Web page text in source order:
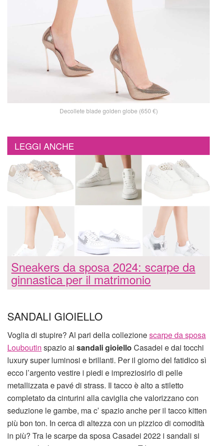
Decollete blade golden globe (650 €)
LEGGI ANCHE
Sneakers da sposa 2024: scarpe da
ginnastica per il matrimonio
SANDALI GIOIELLO
Voglia di stupire? Al pari della collezionescarpe da sposa
Louboutin spazio ai sandali gioiello Casadei e dai tocchi
luxury super luminosi e brillanti. Per il giorno del fatidico sì
ecco l’argento vestire i piedi e impreziosirlo di pelle
metallizzata e pavé di strass. Il tacco è alto a stiletto
completato da cinturini alla caviglia che valorizzano con
seduzione le gambe, ma c’ spazio anche per il tacco kitten
più bon ton. In cerca di altezza con un pizzico di comodità
in più? Tra le scarpe da sposa Casadei 2022 i sandali si